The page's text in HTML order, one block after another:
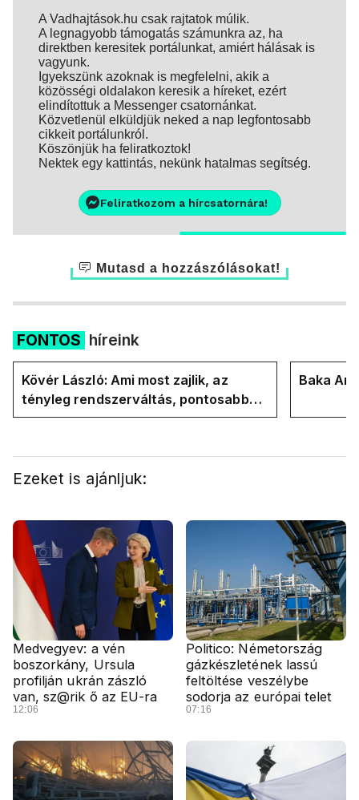
A Vadhajtások.hu csak rajtatok múlik.
A legnagyobb támogatás számunkra az, ha
direktben keresitek portálunkat, amiért hálásak is
vagyunk.
Igyekszünk azoknak is megfelelni, akik a
közösségi oldalakon keresik a híreket, ezért
elindítottuk a Messenger csatornánkat.
Közvetlenül elküldjük neked a nap legfontosabb
cikkeit portálunkról.
Köszönjük ha feliratkoztok!
Nektek egy kattintás, nekünk hatalmas segítség.
Feliratkozom a hírcsatornára!
Mutasd a hozzászólásokat!
FONTOS híreink
Kövér László: Ami most zajlik, az
tényleg rendszerváltás, pontosabban
rendszervisszaváltás
Baka
Ezeket is ajánljuk:
Medvegyev: a vén
boszorkány, Ursula
profilján ukrán zászló
van, sz@rik ő az EU-ra
12:06
Politico: Németország
gázkészletének lassú
feltöltése veszélybe
sodorja az európai telet
07:16